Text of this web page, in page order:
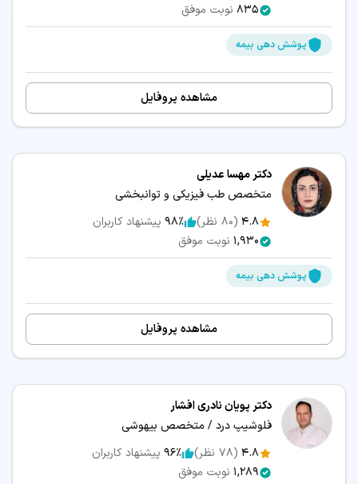
835 نوبت موفق
پوشش دهی بیمه
مشاهده پروفایل
دکتر مهسا عدیلی
متخصص طب فیزیکی و توانبخشی
4.8
(
80 نظر) 98٪ پیشنهاد کاربران
1,930 نوبت موفق
پوشش دهی بیمه
مشاهده پروفایل
دکتر پویان نادری افشار
فلوشیپ درد / متخصص بیهوشی
4.8
(
78 نظر) 96٪ پیشنهاد کاربران
1,289 نوبت موفق